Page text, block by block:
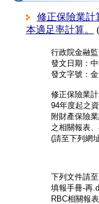
修正保險業計
本適足率計算。
行政院金融
發文日期：
發文字號：
修正保險業
94年度起之
附財產保險
之相關報表
(請至下列網
下列文件請至
填報手冊-再
RBC相關報